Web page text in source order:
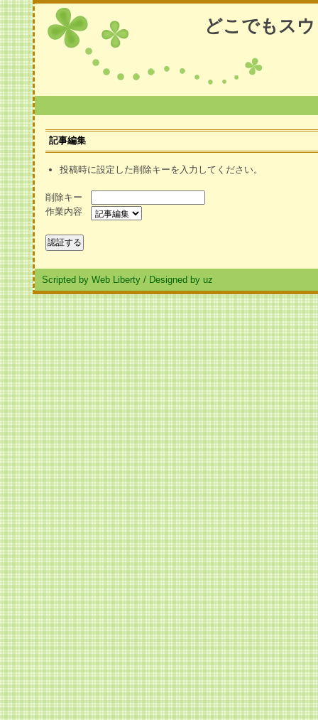
どこでもス
記事編集
投稿時に設定した削除キーを入力してください。
削除キー
作業内容
Scripted by Web Liberty / Designed by uz